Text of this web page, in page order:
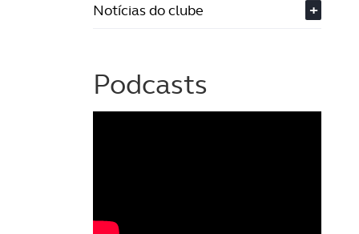
Notícias do clube
+
Podcasts